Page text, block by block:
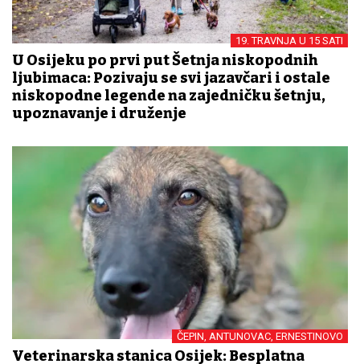
19. TRAVNJA U 15 SATI
U Osijeku po prvi put Šetnja niskopodnih
ljubimaca: Pozivaju se svi jazavčari i ostale
niskopodne legende na zajedničku šetnju,
upoznavanje i druženje
ČEPIN, ANTUNOVAC, ERNESTINOVO
Veterinarska stanica Osijek: Besplatna